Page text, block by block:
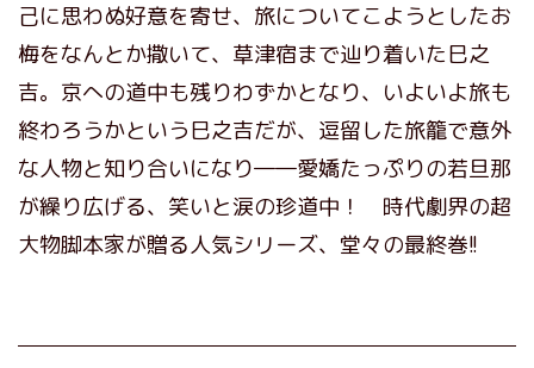
己に思わぬ好意を寄せ、旅についてこようとしたお
梅をなんとか撒いて、草津宿まで辿り着いた巳之
吉。京への道中も残りわずかとなり、いよいよ旅も
終わろうかという巳之吉だが、逗留した旅籠で意外
な人物と知り合いになり――愛嬌たっぷりの若旦那
が繰り広げる、笑いと涙の珍道中！ 時代劇界の超
大物脚本家が贈る人気シリーズ、堂々の最終巻!!